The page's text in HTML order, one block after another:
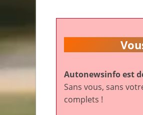
Autonewsinfo est
Sans vous, sans
complets !